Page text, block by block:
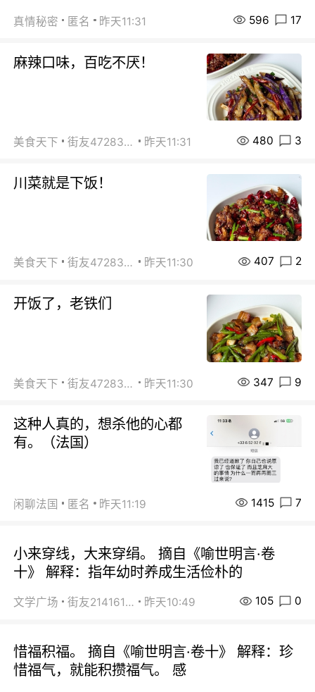
真情秘密 匿名 昨天11:31 596 17
麻辣口味，百吃不厌！
美食天下 街友472838572 昨天11:31 480 3
川菜就是下饭！
美食天下 街友472838572 昨天11:30 407 2
开饭了，老铁们
美食天下 街友472838572 昨天11:30 347 9
这种人真的，想杀他的心都
有。（法国）
闲聊法国 匿名 昨天11:19 1415 7
小来穿线，大来穿绢。 摘自《喻世明言·卷
十》 解释：指年幼时养成生活俭朴的
文学广场 街友21416156 昨天10:49 105 0
惜福积福。 摘自《喻世明言·卷十》 解释：珍
惜福气，就能积攒福气。 感